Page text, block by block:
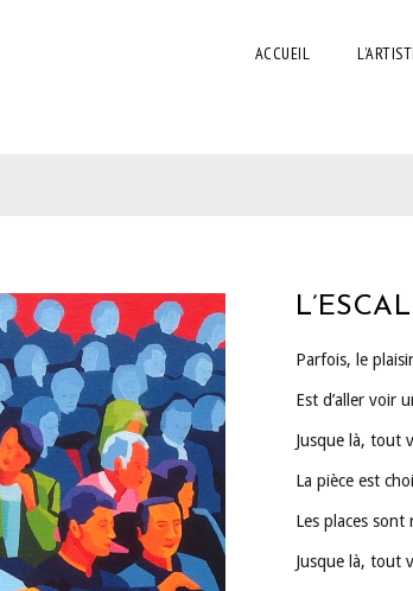
ACCUEIL
Parfois, le
Est d’aller voir
Jusque là, tout
La pièce est
Les places sont
Jusque là, tout